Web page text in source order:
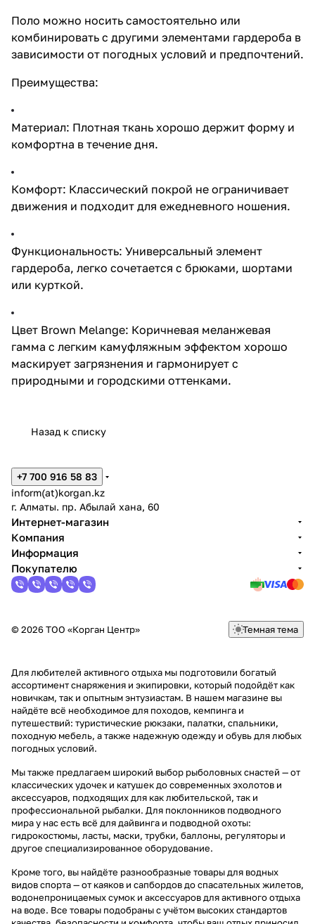
Поло можно носить самостоятельно или
комбинировать с другими элементами гардероба в
зависимости от погодных условий и предпочтений.
Преимущества:
Материал: Плотная ткань хорошо держит форму и
комфортна в течение дня.
Комфорт: Классический покрой не ограничивает
движения и подходит для ежедневного ношения.
Функциональность: Универсальный элемент
гардероба, легко сочетается с брюками, шортами
или курткой.
Цвет Brown Melange: Коричневая меланжевая
гамма с легким камуфляжным эффектом хорошо
маскирует загрязнения и гармонирует с
природными и городскими оттенками.
Назад к списку
+7 700 916 58 83
inform(at)korgan.kz
г. Алматы. пр. Абылай хана, 60
Интернет-магазин
Компания
Информация
Покупателю
© 2026 ТОО «Корган Центр» Темная тема
Для любителей активного отдыха мы подготовили богатый
ассортимент снаряжения и экипировки, который подойдёт как
новичкам, так и опытным энтузиастам. В нашем магазине вы
найдёте всё необходимое для походов, кемпинга и
путешествий: туристические рюкзаки, палатки, спальники,
походную мебель, а также надежную одежду и обувь для любых
погодных условий.
Мы также предлагаем широкий выбор рыболовных снастей — от
классических удочек и катушек до современных эхолотов и
аксессуаров, подходящих для как любительской, так и
профессиональной рыбалки. Для поклонников подводного
мира у нас есть всё для дайвинга и подводной охоты:
гидрокостюмы, ласты, маски, трубки, баллоны, регуляторы и
другое специализированное оборудование.
Кроме того, вы найдёте разнообразные товары для водных
видов спорта — от каяков и сапбордов до спасательных жилетов,
водонепроницаемых сумок и аксессуаров для активного отдыха
на воде. Все товары подобраны с учётом высоких стандартов